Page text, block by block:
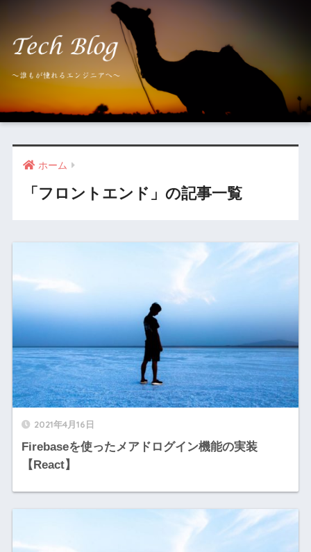
ホーム
「フロントエンド」の記事一覧
2021年4月16日
Firebaseを使ったメアドログイン機能の実装
【React】